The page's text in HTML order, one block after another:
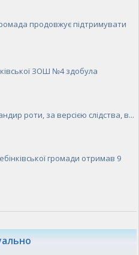
продовжує підтримувати
ЗОШ №4 здобула
роти, за версією слідства, в...
громади отримав 9